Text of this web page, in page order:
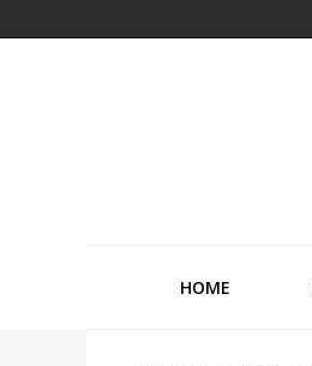
HOME